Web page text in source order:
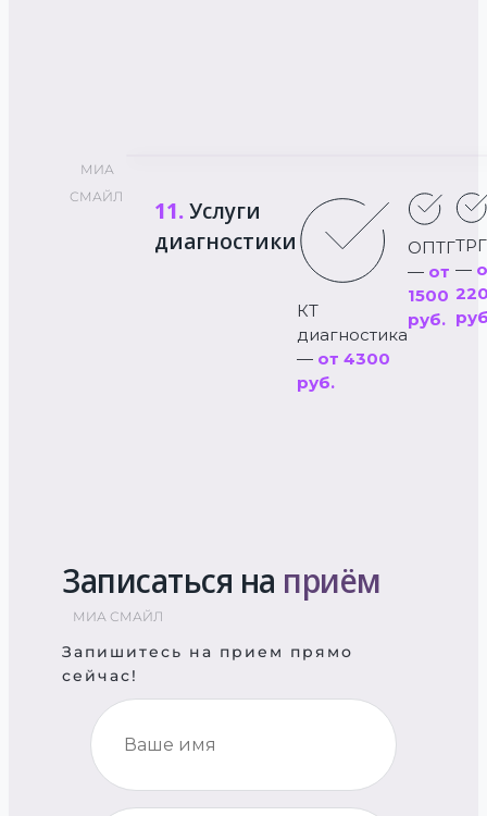
МИА
СМАЙЛ
11.Услуги
диагностики
КТ
диагностика
— от 4300
руб.
ОПТГ
— от
1500
руб.
ТРГ
—
Записаться на приём
МИА СМАЙЛ
Запишитесь на прием прямо
сейчас!